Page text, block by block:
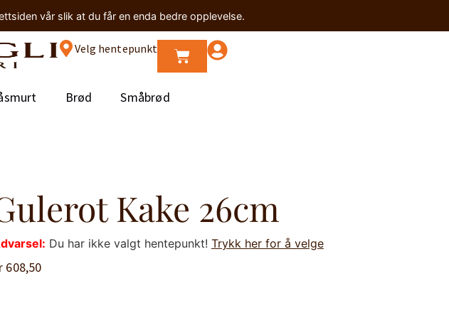
vår slik at du får en enda bedre opplevelse.
Velg hentepunkt
Brød Småbrød
Kake 26cm
Du har ikke valgt hentepunkt! Trykk her for å velge
608,50